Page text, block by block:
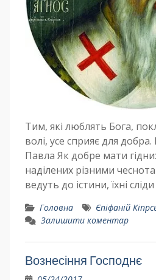
Тим, які люблять Бога,
волі, усе сприяє для
Павла Як добре мати
наділених різними
ведуть до істини, їхні сліди
Головна Єпіфаній
Залишити коментар
Вознесіння Господнє